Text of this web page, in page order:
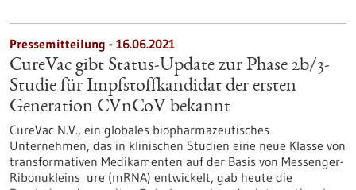
Pressemitteilung - 16.06.2021
CureVac gibt Status-Update zur Phase 2b/3-
Studie für Impfstoffkandidat der ersten
Generation CVnCoV bekannt
CureVac N.V., ein globales biopharmazeutisches
Unternehmen, das in klinischen Studien eine neue Klasse von
transformativen Medikamenten auf der Basis von Messenger-
Ribonukleins ure (mRNA) entwickelt, gab heute die